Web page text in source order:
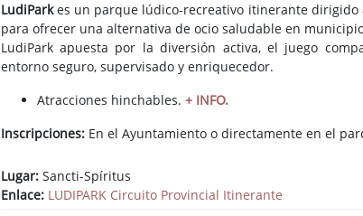
LudiParkes un parque lúdico-recreativo itinerante dirigido
para ofrecer una alternativa de ocio saludable en
LudiPark apuesta por la diversión activa, el juego
entorno seguro, supervisado y enriquecedor.
Atracciones hinchables. + INFO.
Inscripciones: En el Ayuntamiento o directamente en el
Lugar:Sancti-Spíritus
Enlace: LUDIPARK Circuito Provincial Itinerante